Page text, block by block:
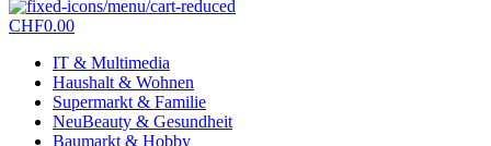
CHF0.00
IT & Multimedia
Haushalt & Wohnen
Supermarkt & Familie
NeuBeauty & Gesundheit
Baumarkt & Hobby